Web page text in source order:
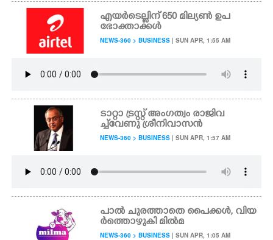
എയർടെല്ലിന് 650 മില്യൺ ഉപ
ഭോക്താക്കൾ
NEWS-360 > BUSINESS | SUN APR, 1:55 AM
ടാറ്റാ ട്രസ്റ്റ് അംഗത്വം രാജിവ
ച്ച് വേണു ശ്രീനിവാസൻ
NEWS-360 > BUSINESS | SUN APR, 1:57 AM
പാൽ ചുരത്താതെ പൈക്കൾ, വിയ
ർത്തൊഴുകി മിൽമ
NEWS-360 > BUSINESS | SUN APR, 1:05 AM